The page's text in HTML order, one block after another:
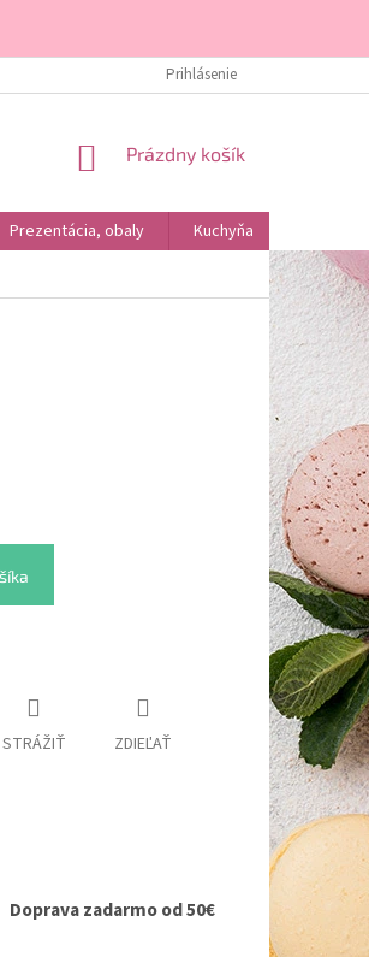
ÚVOD
Prihlásenie
NÁKUPNÝ
Prázdny košík
Prezentácia, obaly Kuchyňa
STRÁŽIŤ ZDIEĽAŤ
Doprava zadarmo od 50€